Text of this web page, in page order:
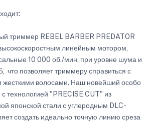
триммер REBEL BARBER PREDATOR
линейным мотором,
10 000 об./мин, при уровне шума и
что позволяет триммеру справиться с
жесткими волосами. Наш новейший особо
технологией "PRECISE CUT" из
японской стали с углеродным DLC-
создать идеально точную линию среза